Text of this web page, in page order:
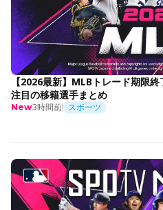
【2026最新】MLBトレード期限
注目の移籍選手まとめ
New3時間前 スポーツ